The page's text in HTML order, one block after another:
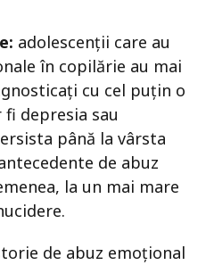
adolescenții care au
în copilărie au mai
cu cel puțin o
depresia sau
până la vârsta
de abuz
la un mai mare
de abuz emoțional